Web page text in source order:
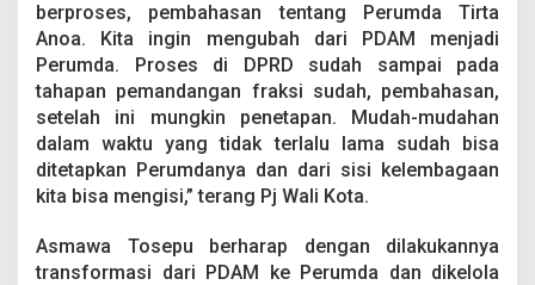
berproses, pembahasan tentang Perumda Tirta
Anoa. Kita ingin mengubah dari PDAM menjadi
Perumda. Proses di DPRD sudah sampai pada
tahapan pemandangan fraksi sudah, pembahasan,
setelah ini mungkin penetapan. Mudah-mudahan
dalam waktu yang tidak terlalu lama sudah bisa
ditetapkan Perumdanya dan dari sisi kelembagaan
kita bisa mengisi,” terang Pj Wali Kota.
Asmawa Tosepu berharap dengan dilakukannya
transformasi dari PDAM ke Perumda dan dikelola